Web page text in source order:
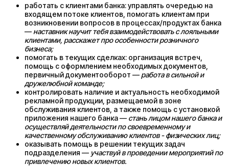
работать с клиентами банка: управлять очередью на
входящем потоке клиентов, помогать клиентам при
возникновении вопросов в процессах/продуктах банка
— наставник научит тебя взаимодействовать с лояльными
клиентами, расскажет про особенности розничного
бизнеса;
помогать в текущих сделках: организация встреч,
помощь с оформлением необходимых документов,
первичный документооборот — работа в сильной и
дружелюбной команде;
контролировать наличие и актуальность необходимой
рекламной продукции, размещаемой в зоне
обслуживания клиентов, а также помощь с установкой
приложения нашего банка — стань лицом нашего банка и
осуществляй деятельности по своевременному и
качественному обслуживанию клиентов - физических лиц;
оказывать помощь в решении текущих задач
подразделения — участвуй в проведении мероприятий по
привлечению новых клиентов.